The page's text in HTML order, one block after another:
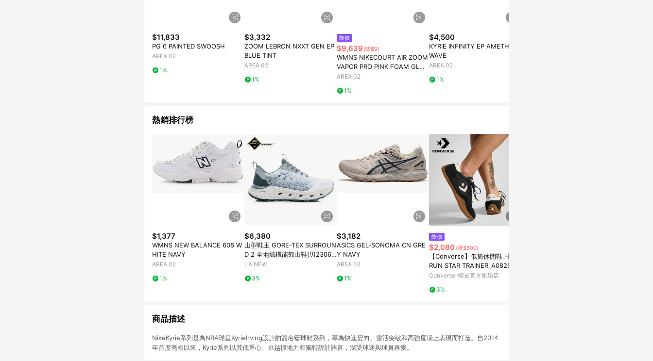
$11,833
PG 6 PAINTED SWOOSH
AREA 02
1%
$3,332
ZOOM LEBRON NXXT GEN EP
BLUE TINT
AREA 02
1%
降價
$9,639 (降$9)
WMNS NIKECOURT AIR ZOOM
VAPOR PRO PINK FOAM GLAC
IER BLUE
AREA 02
1%
$4,500
KYRIE INFINITY EP AMETHYST
WAVE
AREA 02
1%
熱銷排行榜
$1,377
WMNS NEW BALANCE 608 W
HITE NAVY
AREA 02
1%
$6,380
山型鞋王 GORE-TEX SURROUN
D 2 全地域機能郊山鞋(男23061
4540)
LA NEW
3%
$3,182
ASICS GEL-SONOMA CN GRE
Y NAVY
AREA 02
1%
降價
$2,080 (降$600)
【Converse】低筒休閒鞋_中性_
RUN STAR TRAINER_A08263C
黑色德訓鞋 韓星同款 官方旗艦店
Converse-蝦皮官方旗艦店
3%
商品描述
NikeKyrie系列是為NBA球星KyrieIrving設計的簽名籃球鞋系列，專為快速變向、靈活突破和高強度場上表現而打造。自2014
年首度亮相以來，Kyrie系列以其低重心、卓越抓地力和獨特設計語言，深受球迷與球員喜愛。